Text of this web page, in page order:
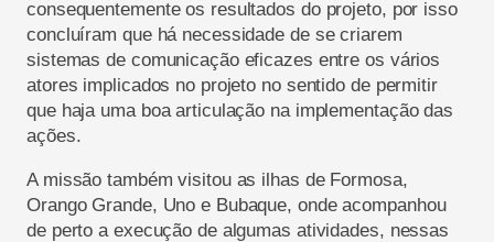
consequentemente os resultados do projeto, por isso
concluíram que há necessidade de se criarem
sistemas de comunicação eficazes entre os vários
atores implicados no projeto no sentido de permitir
que haja uma boa articulação na implementação das
ações.
A missão também visitou as ilhas de Formosa,
Orango Grande, Uno e Bubaque, onde acompanhou
de perto a execução de algumas atividades, nessas